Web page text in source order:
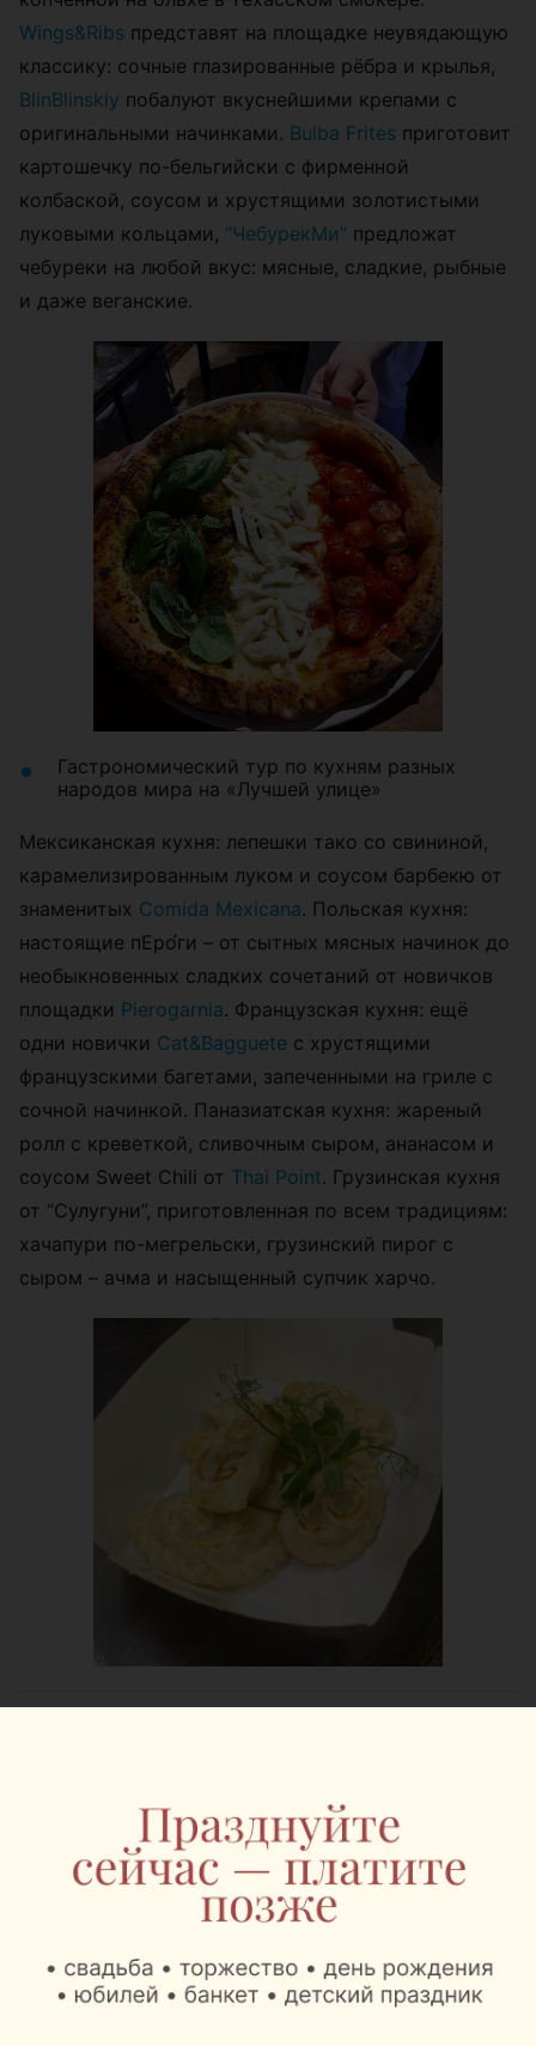
Wings&Ribs представят на площадке неувядающую
классику: сочные глазированные рёбра и крылья,
BlinBlinskiy побалуют вкуснейшими крепами с
оригинальными начинками. Bulba Frites приготовит
картошечку по-бельгийски с фирменной
колбаской, соусом и хрустящими золотистыми
луковыми кольцами, “ЧебурекМи” предложат
чебуреки на любой вкус: мясные, сладкие, рыбные
и даже веганские.
Гастрономический тур по кухням разных
народов мира на «Лучшей улице»
Мексиканская кухня: лепешки тако со свининой,
карамелизированным луком и соусом барбекю от
знаменитых Comida Mexicana. Польская кухня:
настоящие пЕро́ги – от сытных мясных начинок до
необыкновенных сладких сочетаний от новичков
площадки Pierogarnia. Французская кухня: ещё
одни новички Cat&Bagguete с хрустящими
французскими багетами, запеченными на гриле с
сочной начинкой. Паназиатская кухня: жареный
ролл с креветкой, сливочным сыром, ананасом и
соусом Sweet Chili от Thai Point. Грузинская кухня
от “Сулугуни”, приготовленная по всем традициям:
хачапури по-мегрельски, грузинский пирог с
сыром – ачма и насыщенный супчик харчо.
“Лучшей улице”всегда будет, куда сходить
вечерком дружной компанией. На площадке
заработает мультибрендовый пивной бар от Miller,
который является бренд-абмассадором площадки.